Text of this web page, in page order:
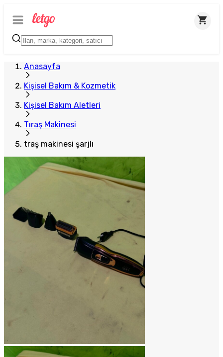
Anasayfa
Kişisel Bakım & Kozmetik
Kişisel Bakım Aletleri
Tıraş Makinesi
traş makinesi şarjlı
Plus Satıcı